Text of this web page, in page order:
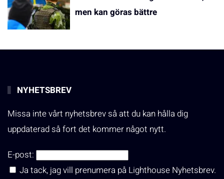
men kan göras bättre
NYHETSBREV
Missa inte vårt nyhetsbrev så att du kan hålla dig
uppdaterad så fort det kommer något nytt.
E-post:
Ja tack, jag vill prenumera på Lighthouse Nyhetsbrev.